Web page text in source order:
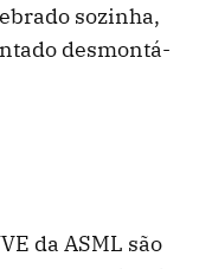
sozinha,
desmontá-
da ASML são